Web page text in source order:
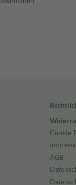
Cookie-
AGB